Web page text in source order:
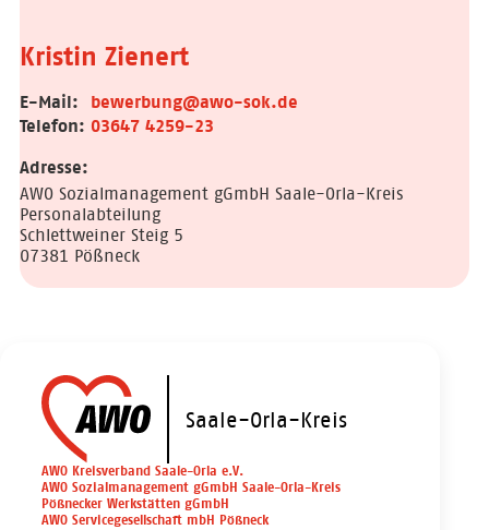
Kristin Zienert
E-Mail:
bewerbung@awo-sok.de
Telefon: 03647 4259-23
Adresse:
AWO Sozialmanagement gGmbH Saale-Orla-Kreis
Personalabteilung
Schlettweiner Steig 5
07381 Pößneck
Saale-Orla-Kreis
AWO Kreisverband Saale-Orla e.V.
AWO Sozialmanagement gGmbH Saale-Orla-Kreis
Pößnecker Werkstätten gGmbH
AWO Servicegesellschaft mbH Pößneck